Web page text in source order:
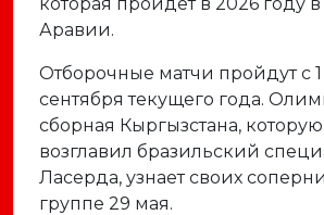
Аравии.
Отборочные матчи пройдут с
сентября текущего года.
сборная Кыргызстана,
возглавил бразильский
Ласерда, узнает своих
группе 29 мая.